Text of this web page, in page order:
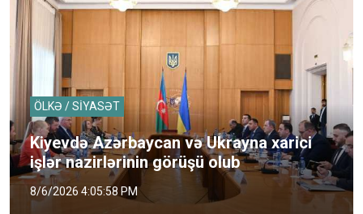
ÖLKƏ / SİYASƏT
Kiyevdə Azərbaycan və Ukrayna xarici
işlər nazirlərinin görüşü olub
8/6/2026 4:05:58 PM